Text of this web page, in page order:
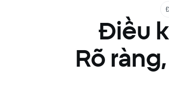
Điều
Rõ